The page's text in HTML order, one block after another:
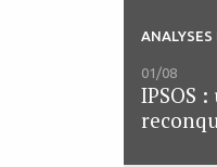
01/08
IPSOS